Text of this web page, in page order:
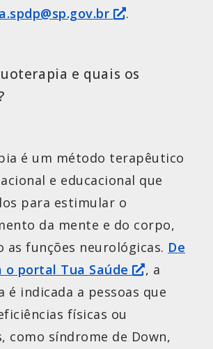
br .
e quais os
é um método terapêutico
e educacional que
para estimular o
da mente e do corpo,
as funções neurológicas. De
o portal Tua Saúde
, a
é indicada a pessoas que
físicas ou
como síndrome de Down,